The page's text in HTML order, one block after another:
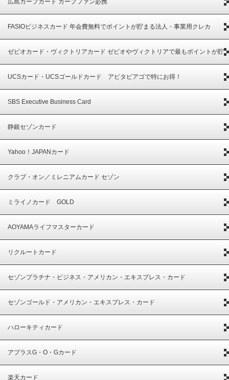
広島カープカード カープファン必携
FASIOビジネスカード 年会費無料でポイントが貯まる法人・事業用クレカ
ゼビオカード・ヴィクトリアカード ゼビオやヴィクトリアで最もポイントが貯
まる
UCSカード・UCSゴールドカード アピタピアゴで特にお得！
SBS Executive Business Card
静銀セゾンカード
Yahoo！JAPANカード
クラブ・オン／ミレニアムカード セゾン
ミライノカード GOLD
AOYAMAライフマスターカード
リクルートカード
セゾンプラチナ・ビジネス・アメリカン・エキスプレス・カード
セゾンゴールド・アメリカン・エキスプレス・カード
ハローキティカード
アプラスG・O・Gカード
楽天カード